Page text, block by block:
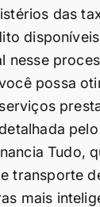
das
nesse
possa
Tudo,
transporte
mais